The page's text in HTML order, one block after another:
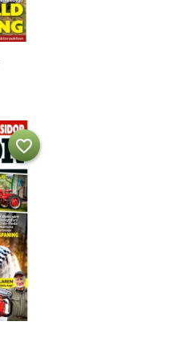
favorite_border